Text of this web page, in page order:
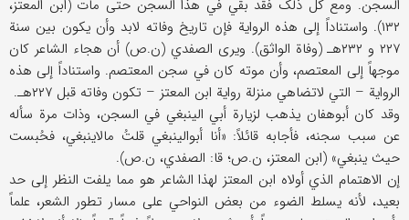
السجن. ومع کل ذلک فقد بقي في هذا السجن حتی مات (ابن المعتز،
۱۳۲). واستناداً إلی هذه الروایة فإن تاریخ وفاته لابد وأن یکون بین سنة
۲۲۷ و ۲۳۲هـ (وفاة الواثق). ویری الصفدي (ن.ص) أن هجاء الشاعر کان
موجهاً إلی المعتصم، وأن موته کان في سجن المعتصم. واستناداً إلی هذه
الروایة – التي لاتضاهي منزلة روایة ابن المعتز – تکون وفاته قبل ۲۲۷هـ.
وقد کان أبوهفان یذهب لزیارة أبي الینبغي في السجن، وذات مرة سأله
عن سبب سجنه، فأجابه قائلاً: «أنا أبوالینبغي قلتُ مالاینبغي، فحُبست
حیث ینبغي» (ابن المعتز، ن.ص؛ قا: الصفدي، ن.ص).
إن الاهتمام الذي أولاه ابن المعتز لهذا الشاعر هو مما یلفت النظر إلی حد
بعید، لأنه یسلط الضوء من بعض النواحي علی مسار تطور الشعر، علماً